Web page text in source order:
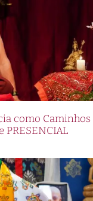
como Caminhos
PRESENCIAL